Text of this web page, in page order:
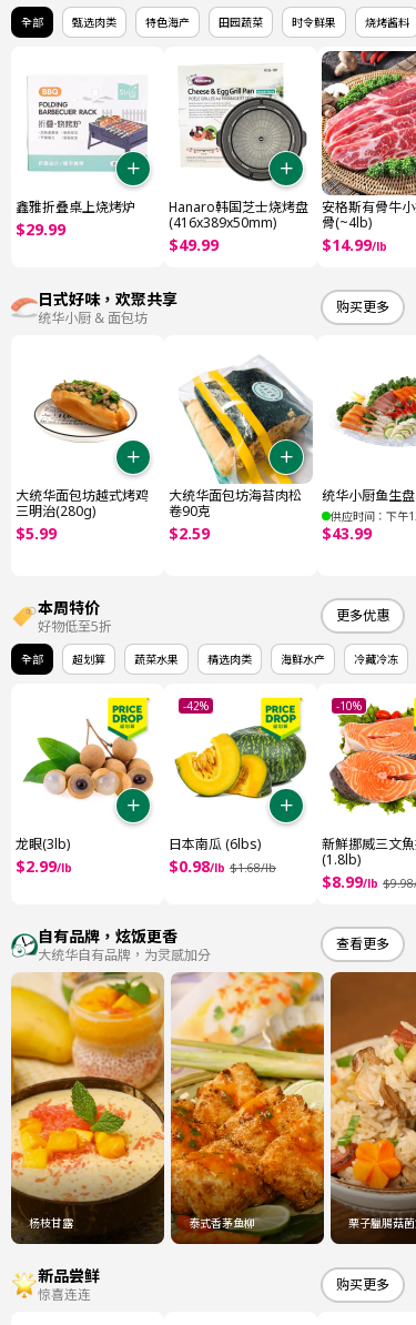
全部 甄选肉类 特色海产 田园蔬菜 时令鲜果 烧烤酱料
鑫雅折叠桌上烧烤炉
$29.99
Hanaro韩国芝士烧烤盘
(416x389x50mm)
$49.99
安格斯有骨牛小
骨(~4lb)
$14.99/lb
日式好味，欢聚共享
统华小厨 & 面包坊
购买更多
大统华面包坊越式烤鸡
三明治(280g)
$5.99
大统华面包坊海苔肉松
卷90克
$2.59
统华小厨鱼生盘
供应时间：下午
$43.99
本周特价
好物低至5折
更多优惠
全部 超划算 蔬菜水果 精选肉类 海鲜水产 冷藏冷冻
龙眼(3lb)
$2.99/lb
-42%
日本南瓜 (6lbs)
$0.98/lb $1.68/lb
-10%
新鮮挪威三文魚
(1.8lb)
$8.99/lb $9.98/
自有品牌，炫饭更香
大统华自有品牌，为灵感加分
查看更多
杨枝甘露 泰式香茅鱼柳 栗子臘腸菇菌
新品尝鲜
惊喜连连
购买更多